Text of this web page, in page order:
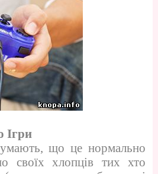
Ігри
що це нормально
своїх хлопців тих хто